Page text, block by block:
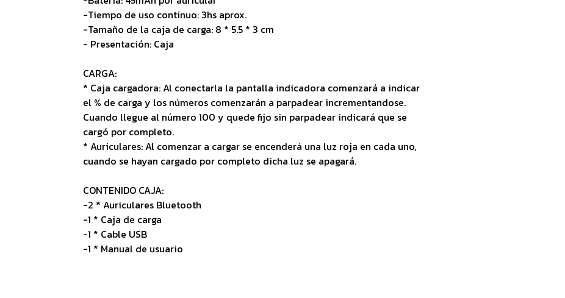
-Tiempo de uso continuo: 3hs aprox.
-Tamaño de la caja de carga: 8 * 5.5 * 3 cm
- Presentación: Caja
CARGA:
* Caja cargadora: Al conectarla la pantalla indicadora comenzará a indicar
el % de carga y los números comenzarán a parpadear incrementandose.
Cuando llegue al número 100 y quede fijo sin parpadear indicará que se
cargó por completo.
* Auriculares: Al comenzar a cargar se encenderá una luz roja en cada uno,
cuando se hayan cargado por completo dicha luz se apagará.
CONTENIDO CAJA:
-2 * Auriculares Bluetooth
-1 * Caja de carga
-1 * Cable USB
-1 * Manual de usuario